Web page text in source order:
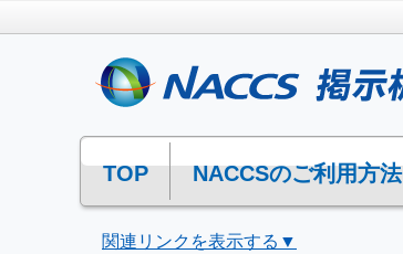
TOP NACCSのご利用方法
関連リンクを表示する▼